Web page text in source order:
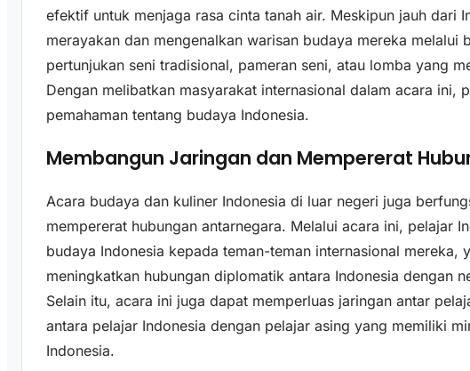
efektif untuk menjaga rasa cinta tanah air. Meskipun jauh dari
merayakan dan mengenalkan warisan budaya mereka melalui
pertunjukan seni tradisional, pameran seni, atau lomba yang
Dengan melibatkan masyarakat internasional dalam acara ini,
pemahaman tentang budaya Indonesia.
Membangun Jaringan dan Mempererat
Acara budaya dan kuliner Indonesia di luar negeri juga
mempererat hubungan antarnegara. Melalui acara ini, pelajar
budaya Indonesia kepada teman-teman internasional mereka,
meningkatkan hubungan diplomatik antara Indonesia dengan
Selain itu, acara ini juga dapat memperluas jaringan antar
antara pelajar Indonesia dengan pelajar asing yang memiliki
Indonesia.